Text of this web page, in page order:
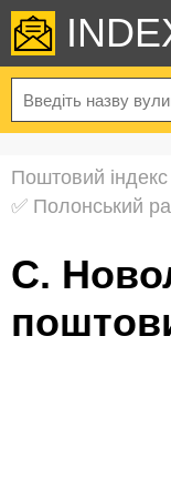
Поштовий індекс
✅ Полонський
с. Новолабунь знайти